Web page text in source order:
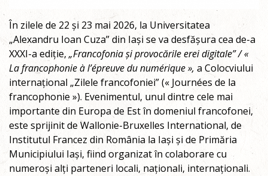
În zilele de 22 și 23 mai 2026, la Universitatea
„Alexandru Ioan Cuza” din Iași se va desfășura cea de-a
XXXI-a ediție, „Francofonia și provocările erei digitale” / «
La francophonie à l’épreuve du numérique », a Colocviului
internațional „Zilele francofoniei” (« Journées de la
francophonie »). Evenimentul, unul dintre cele mai
importante din Europa de Est în domeniul francofonei,
este sprijinit de Wallonie-Bruxelles International, de
Institutul Francez din România la Iași și de Primăria
Municipiului Iași, fiind organizat în colaborare cu
numeroși alți parteneri locali, naționali, internaționali.